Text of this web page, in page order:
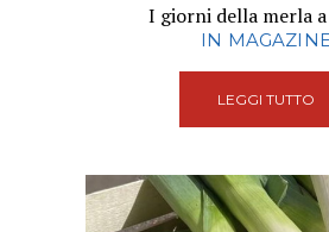
I giorni della merla
IN
LEGGI TUTTO